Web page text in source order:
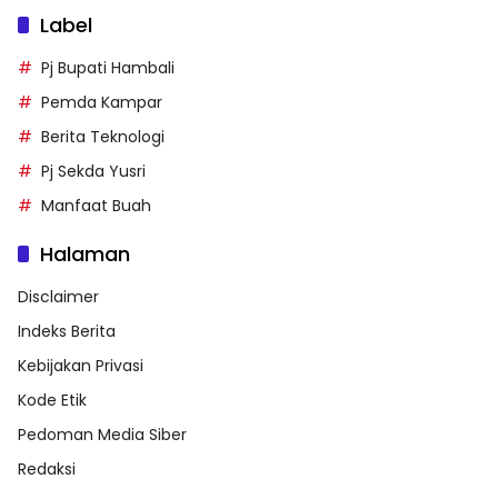
Label
Pj Bupati Hambali
Pemda Kampar
Berita Teknologi
Pj Sekda Yusri
Manfaat Buah
Halaman
Disclaimer
Indeks Berita
Kebijakan Privasi
Kode Etik
Pedoman Media Siber
Redaksi